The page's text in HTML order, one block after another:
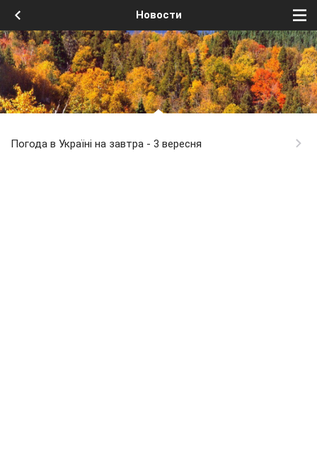
Новости
Погода в Україні на завтра - 3 вересня